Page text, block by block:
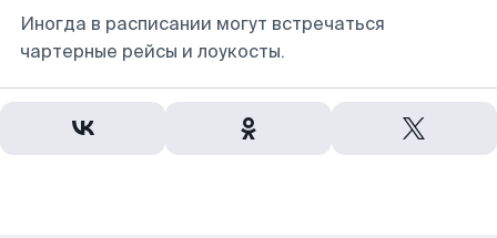
Иногда в расписании могут встречаться
чартерные рейсы и лоукосты.